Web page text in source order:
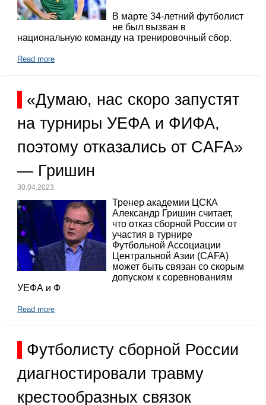
В марте 34-летний футболист
не был вызван в
национальную команду на тренировочный сбор.
Read more
«Думаю, нас скоро запустят
на турниры УЕФА и ФИФА,
поэтому отказались от CAFA»
— Гришин
30.04.2023
Тренер академии ЦСКА
Александр Гришин считает,
что отказ сборной России от
участия в турнире
Футбольной Ассоциации
Центральной Азии (CAFA)
может быть связан со скорым
допуском к соревнованиям
УЕФА и Ф
Read more
Футболисту сборной России
диагностировали травму
крестообразных связок